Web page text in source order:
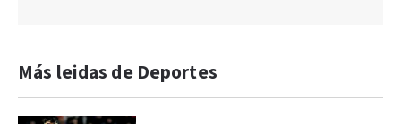
Más leidas de Deportes